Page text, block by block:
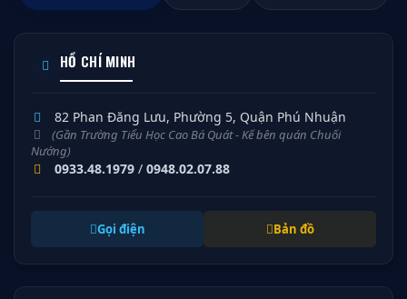
HỒ CHÍ MINH
82 Phan Đăng Lưu, Phường 5, Quận Phú Nhuận
(Gần Trường Tiểu Học Cao Bá Quát - Kế bên quán Chuối
Nướng)
0933.48.1979 / 0948.02.07.88
Gọi điện Bản đồ